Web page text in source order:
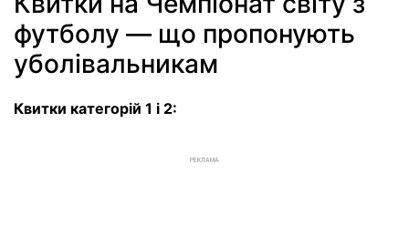
футболу — що пропонують
уболівальникам
Квитки категорій 1 і 2:
РЕКЛАМА